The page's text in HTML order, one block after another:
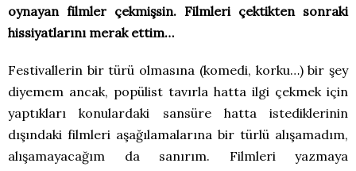
oynayan filmler çekmişsin. Filmleri çektikten sonraki
hissiyatlarını merak ettim…
Festivallerin bir türü olmasına (komedi, korku…) bir şey
diyemem ancak, popülist tavırla hatta ilgi çekmek için
yaptıkları konulardaki sansüre hatta istediklerinin
dışındaki filmleri aşağılamalarına bir türlü alışamadım,
alışamayacağım da sanırım. Filmleri yazmaya